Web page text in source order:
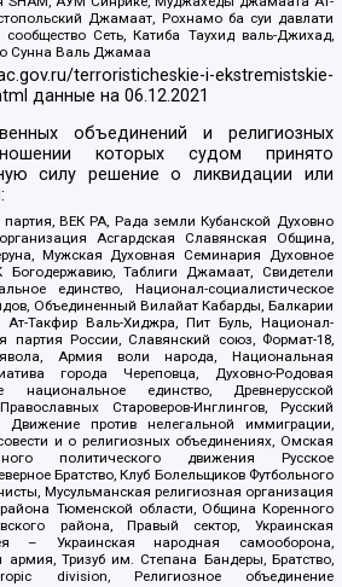
Джамаат, Рохнамо ба суи давлати
сообщество Сеть, Катиба Таухид валь-Джихад,
Сунна Валь Джамаа
terroristicheskie-i-ekstremistskie-
данные на06.12.2021
объединений и религиозных
которых судом принято
силу решение о ликвидации или
ВЕК РА, Рада земли Кубанской Духовно
Асгардская Славянская Община,
Мужская Духовная Семинария Духовное
Богодержавию, Таблиги Джамаат, Свидетели
единство, Национал-социалистическое
Объединенный Вилайат Кабарды, Балкарии
Такфир Валь-Хиджра, Пит Буль, Национал-
партия России, Славянский союз, Формат-18,
Армия воли народа, Национальная
города Череповца, Духовно-Родовая
единство, Древнерусской
Староверов-Инглингов, Русский
Движение против нелегальной иммиграции,
и о религиозных объединениях, Омская
политического движения Русское
Братство, Клуб Болельщиков Футбольного
Мусульманская религиозная организация
Тюменской области, Община Коренного
района, Правый сектор, Украинская
– Украинская народная самооборона,
армия, Тризуб им. Степана Бандеры, Братство,
division, Религиозное объединение